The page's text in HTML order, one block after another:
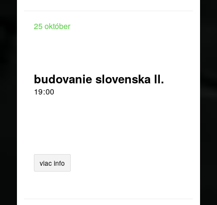
25október
budovanie slovenska ll.
19 00
viac info